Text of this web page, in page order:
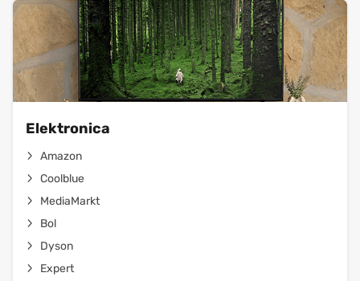
Elektronica
Amazon
Coolblue
MediaMarkt
Bol
Dyson
Expert